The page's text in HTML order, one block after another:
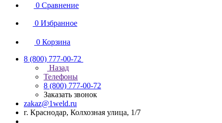
0 Сравнение
0 Избранное
0 Корзина
8 (800) 777-00-72
Назад
Телефоны
8 (800) 777-00-72
Заказать звонок
zakaz@1weld.ru
г. Краснодар, Колхозная улица, 1/7